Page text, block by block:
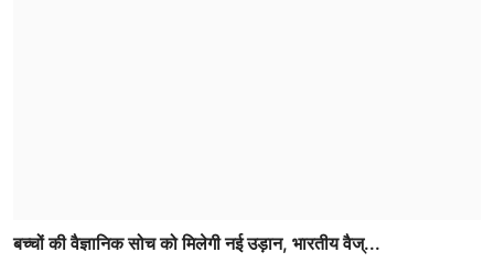
बच्चों की वैज्ञानिक सोच को मिलेगी नई उड़ान, भारतीय वैज्...